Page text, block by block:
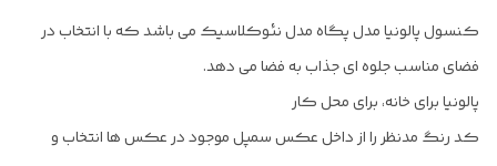
کنسول پالونیا مدل پگاه مدل نئوکلاسیک می باشد که با انتخاب در
فضای مناسب جلوه ای جذاب به فضا می دهد.
پالونیا برای خانه، برای محل کار
کد رنگ مدنظر را از داخل عکس سمپل موجود در عکس ها انتخاب و